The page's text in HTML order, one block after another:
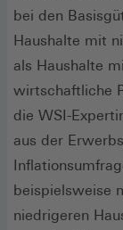
bei den
Haushalte mit
als Haushalte
wirtschaftliche
die WSI-
aus der
beispielsweise
niedrigeren